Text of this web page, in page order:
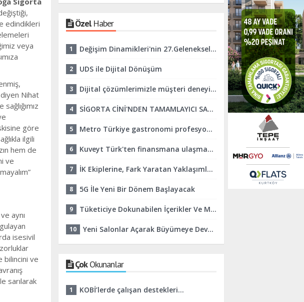
edindikleri
veya
Nihat
göre
ilgili
hem de
ve
aynı
isesivil
bilincini ve
sarılarak
ÖzelHaber
1 Değişim Dinamikleri'nin 27.Geleneksel İftar Programı Gerçekleşti.
2 UDS ile Dijital Dönüşüm
3 Dijital çözümlerimizle müşteri deneyimini mükemmelleştirmeye odaklanıyoruz
4 SİGORTA CİNİ'NDEN TAMAMLAYICI SAĞLIK SİGORTASINDA KOLAYLIK
5 Metro Türkiye gastronomi profesyonellerini ve sektörü desteklemeye devam ediyor
6 Kuveyt Türk'ten finansmana ulaşmada online finans sistemi kolaylığı
7 İK Ekiplerine, Fark Yaratan Yaklaşımlar Geliştirmeleri İçin Destek Oluyoruz
8 5G İle Yeni Bir Dönem Başlayacak
9 Tüketiciye Dokunabilen İçerikler Ve Marka Yaklaşımları Yaratmaya Odaklanıyoruz
10 Yeni Salonlar Açarak Büyümeye Devam Edeceğiz
ÇokOkunanlar
1 KOBİ’lerde çalışan destekleri...